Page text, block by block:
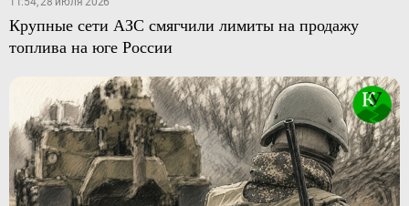
Крупные сети АЗС смягчили лимиты на продажу
топлива на юге России